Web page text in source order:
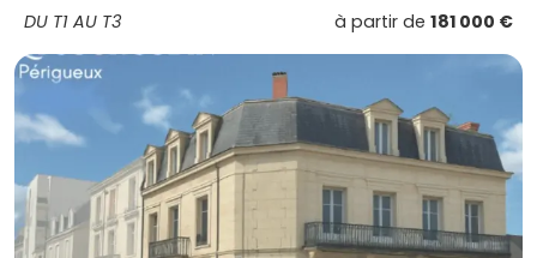
DU T1 AU T3
à partir de 181 000 €